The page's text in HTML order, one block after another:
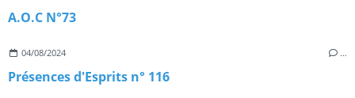
A.O.C N°73
04/08/2024 …
Présences d'Esprits n° 116